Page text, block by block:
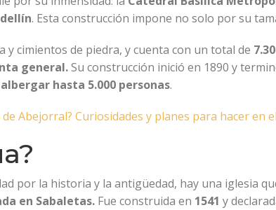
. Esta construcción impone no solo por su
y cimientos de piedra, y cuenta con un total de
general.Su construcción inició en 1890 y
hasta 5.000 personas.
Abejorral? Curiosidades y planes para hacer en
por la historia y la antigüedad, hay una iglesia
en Sabaletas. Fue construida en 1541 y